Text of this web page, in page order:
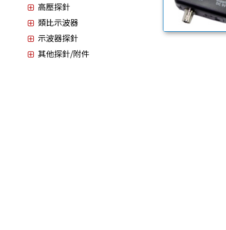
高壓探針
類比示波器
示波器探針
其他探針/附件